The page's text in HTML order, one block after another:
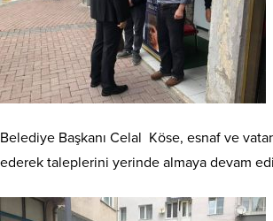
Belediye Başkanı Celal Köse, esnaf ve
ederek taleplerini yerinde almaya devam